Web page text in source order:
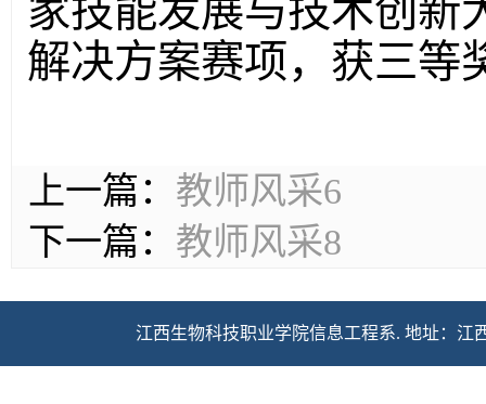
家技能发展与技术创新
解决方案赛项，获三等
上一篇： 教师风采6
下一篇： 教师风采8
江西生物科技职业学院信息工程系. 地址：江